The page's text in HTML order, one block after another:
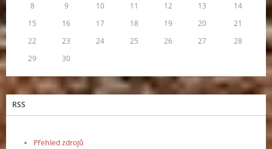
8
9 10 11 12 13
14
15
16 17 18 19 20
21
22
23 24 25 26 27
28
29
30
RSS
Přehled zdrojů